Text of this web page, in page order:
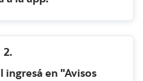
2.
ingresá en "Avisos